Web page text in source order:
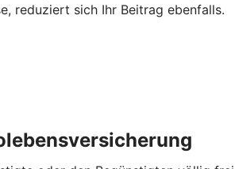
reduziert sich Ihr Beitrag ebenfalls.